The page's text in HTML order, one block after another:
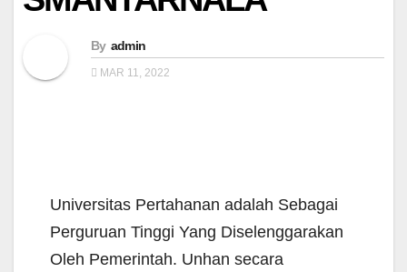
By admin
MAR 11, 2022
Universitas Pertahanan adalah Sebagai
Perguruan Tinggi Yang Diselenggarakan
Oleh Pemerintah. Unhan secara